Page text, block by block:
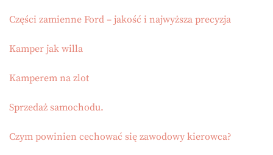
Części zamienne Ford – jakość i najwyższa precyzja
Kamper jak willa
Kamperem na zlot
Sprzedaż samochodu.
Czym powinien cechować się zawodowy kierowca?